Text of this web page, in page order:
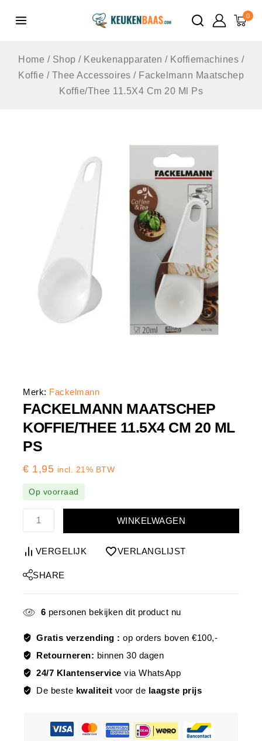
inhoud
0
Home / Shop / Keukenapparaten / Koffiemachines /
Koffie / Thee Accessoires / Fackelmann Maatschep
Koffie/Thee 11.5X4 Cm 20 Ml Ps
Merk: Fackelmann
FACKELMANN MAATSCHEP
KOFFIE/THEE 11.5X4 CM 20 ML
PS
€ 1,95 incl. 21% BTW
Op voorraad
WINKELWAGEN
VERGELIJK VERLANGLIJST
SHARE
6 personen bekijken dit product nu
Gratis verzending :op orders boven €100,-
Retourneren: binnen 30 dagen
24/7 Klantenservice via WhatsApp
De beste kwaliteit voor de laagste prijs